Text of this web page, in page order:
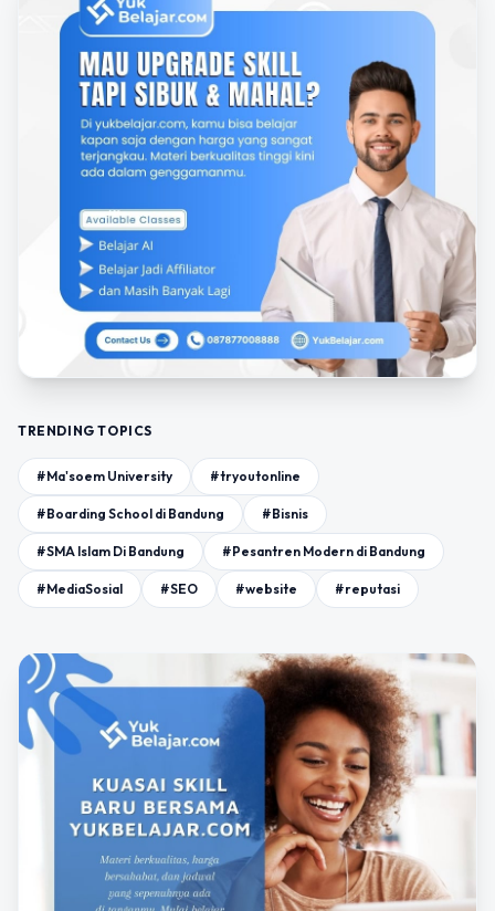
TRENDING TOPICS
#Ma'soem University #tryoutonline
#Boarding School di Bandung #Bisnis
#SMA Islam Di Bandung #Pesantren Modern di Bandung
#MediaSosial #SEO #website #reputasi